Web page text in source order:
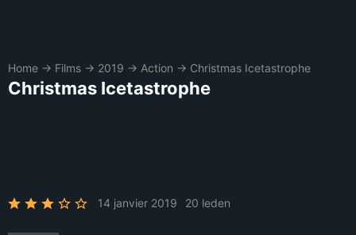
Home → Films → 2019 → Action → Christmas Icetastrophe
Christmas Icetastrophe
14 janvier 2019 20 leden